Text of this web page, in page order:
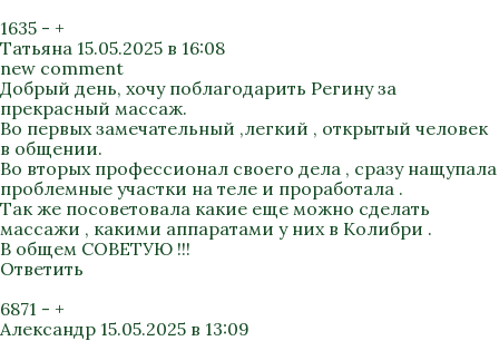
1635 - +
Татьяна 15.05.2025 в 16:08
new comment
Добрый день, хочу поблагодарить Регину за
прекрасный массаж.
Во первых замечательный ,легкий , открытый человек
в общении.
Во вторых профессионал своего дела , сразу нащупала
проблемные участки на теле и проработала .
Так же посоветовала какие еще можно сделать
массажи , какими аппаратами у них в Колибри .
В общем СОВЕТУЮ !!!
Ответить
6871 - +
Александр 15.05.2025 в 13:09